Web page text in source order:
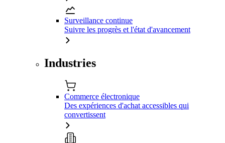
Surveillance continue
Suivre les progrès et l'état d'avancement
Industries
Commerce électronique
Des expériences d'achat accessibles qui
convertissent